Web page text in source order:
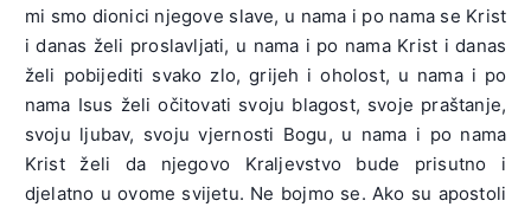
mi smo dionici njegove slave, u nama i po nama se Krist
i danas želi proslavljati, u nama i po nama Krist i danas
želi pobijediti svako zlo, grijeh i oholost, u nama i po
nama Isus želi očitovati svoju blagost, svoje praštanje,
svoju ljubav, svoju vjernosti Bogu, u nama i po nama
Krist želi da njegovo Kraljevstvo bude prisutno i
djelatno u ovome svijetu. Ne bojmo se. Ako su apostoli